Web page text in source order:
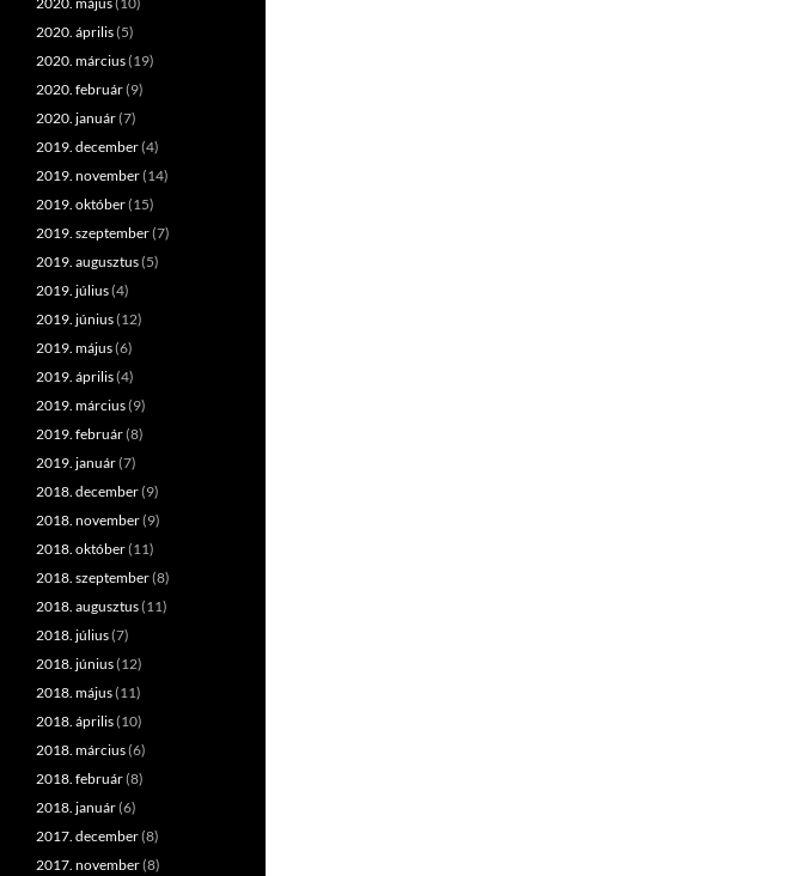
2020. április(5)
2020. március(19)
2020. február(9)
2020. január(7)
2019. december(4)
2019. november(14)
2019. október(15)
2019. szeptember(7)
2019. augusztus(5)
2019. július(4)
2019. június(12)
2019. május(6)
2019. április(4)
2019. március(9)
2019. február(8)
2019. január(7)
2018. december(9)
2018. november(9)
2018. október(11)
2018. szeptember(8)
2018. augusztus(11)
2018. július(7)
2018. június(12)
2018. május(11)
2018. április(10)
2018. március(6)
2018. február(8)
2018. január(6)
2017. december(8)
2017. november(8)